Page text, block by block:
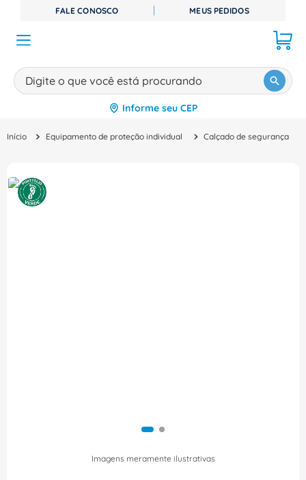
FALE CONOSCO MEUS PEDIDOS
Digite o que você está procurando
Informe seu CEP
Equipamento de proteção individual Calçado de segurança
Imagens meramente ilustrativas
TERMOS MAIS BUSCADOS
º disjuntor
3º